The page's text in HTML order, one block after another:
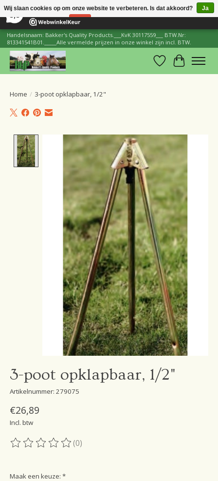
206 Reviews ×
Handelsnaam: Bakker's Quality Products.___KvK 30117559___ BTW.Nr:
813341541B01._____Alle vermelde prijzen in onze winkel zijn incl. BTW.
Verlanglijst
Home / 3-poot opklapbaar, 1/2"
Product image slideshow Items
3-poot opklapbaar, 1/2"
Artikelnummer: 279075
€26,89
Incl. btw
De beoordeling van dit product is
(0)
Maak een keuze: *
Wij slaan cookies op om onze website te verbeteren. Is dat akkoord?
Ja
Nee